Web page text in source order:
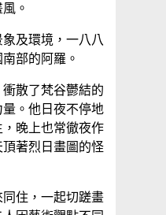
。
及環境，一八八
部的阿羅。
散了梵谷鬱結的
。他日夜不停地
晚上也常徹夜作
著烈日畫圖的怪
住，一起切蹉畫